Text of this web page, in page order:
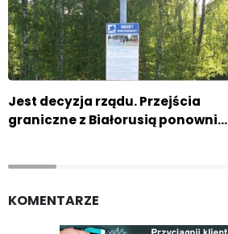
Jest decyzja rządu. Przejścia
graniczne z Białorusią ponowni…
KOMENTARZE